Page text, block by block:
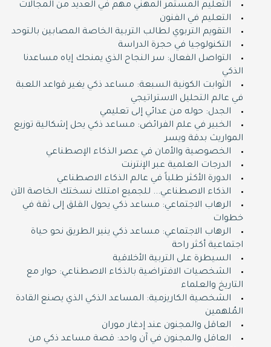
التعليم المستمر المهني مهم في العديد من المجالات
التعليم في الفنون
التقويم التربوي لطالب التربية الخاصة المصابين بالتوحد
التكنولوجيا في حجرة الدراسة
التواصل الفعال: سر النجاح الذي يمنحك إياه مساعدنا
الذكي
الثوابت الكونية السبعة: مساعد ذكي يغير قواعد اللعبة
في عالم التحليل الاستراتيجي
الجدل: حوله من عدائي إلى تعليمي
الخبير في علم الفرائض: مساعد ذكي يحل إشكالية توزيع
المواريث بدقة ويسر
الخصوصية والأمان في عصر الذكاء الإصطناعي
الدرجات العلمية عبر الإنترنت
الدورة اﻷكثر طلباً في عالم الذكاء الاصطناعي
الذكاء الاصطناعي... للجميع امتلك نسختك الخاصة اﻵن
الرهاب الاجتماعي: مساعد ذكي يحول القلق إلى ثقة في
خطوات
الرهاب الاجتماعي: مساعد ذكي ينير الطريق نحو حياة
اجتماعية أكثر راحة
السيطرة على التربية الأخلاقية
الشخصيات الافتراضية بالذكاء الاصطناعي: حوار مع
التاريخ والعلماء
الشخصية الكاريزمية: المساعد الذكي الذي يصنع القادة
المُلهمين
العاقل والمجنون عند إدغار موران
العاقل والمجنون في آن واحد: قصة مساعد ذكي من